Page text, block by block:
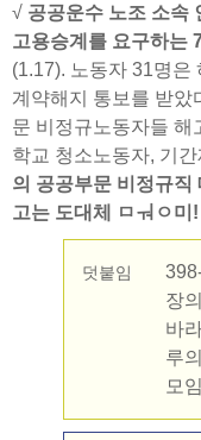
√ 공공운수 노조 소속
고용승계를 요구하는
(1.17). 노동자 31명은
계약해지 통보를 받았
문 비정규노동자들 해
학교 청소노동자, 기
의 공공부문 비정규직
고는 도대체 ㅤㅁㅝㅇ미!
덧붙임
장
바
루
모